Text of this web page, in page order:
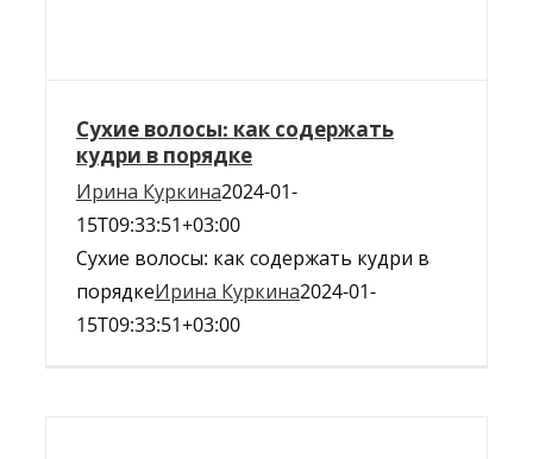
Сухие волосы: как содержать
кудри в порядке
Ирина Куркина2024-01-
15T09:33:51+03:00
Сухие волосы: как содержать кудри в
порядкеИрина Куркина2024-01-
15T09:33:51+03:00